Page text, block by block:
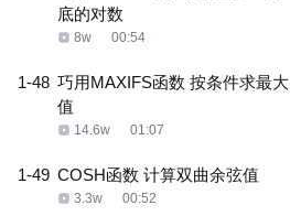
底的对数
8w 00:54
1-48 巧用MAXIFS函数 按条件求最大
值
14.6w 01:07
1-49 COSH函数 计算双曲余弦值
3.3w 00:52